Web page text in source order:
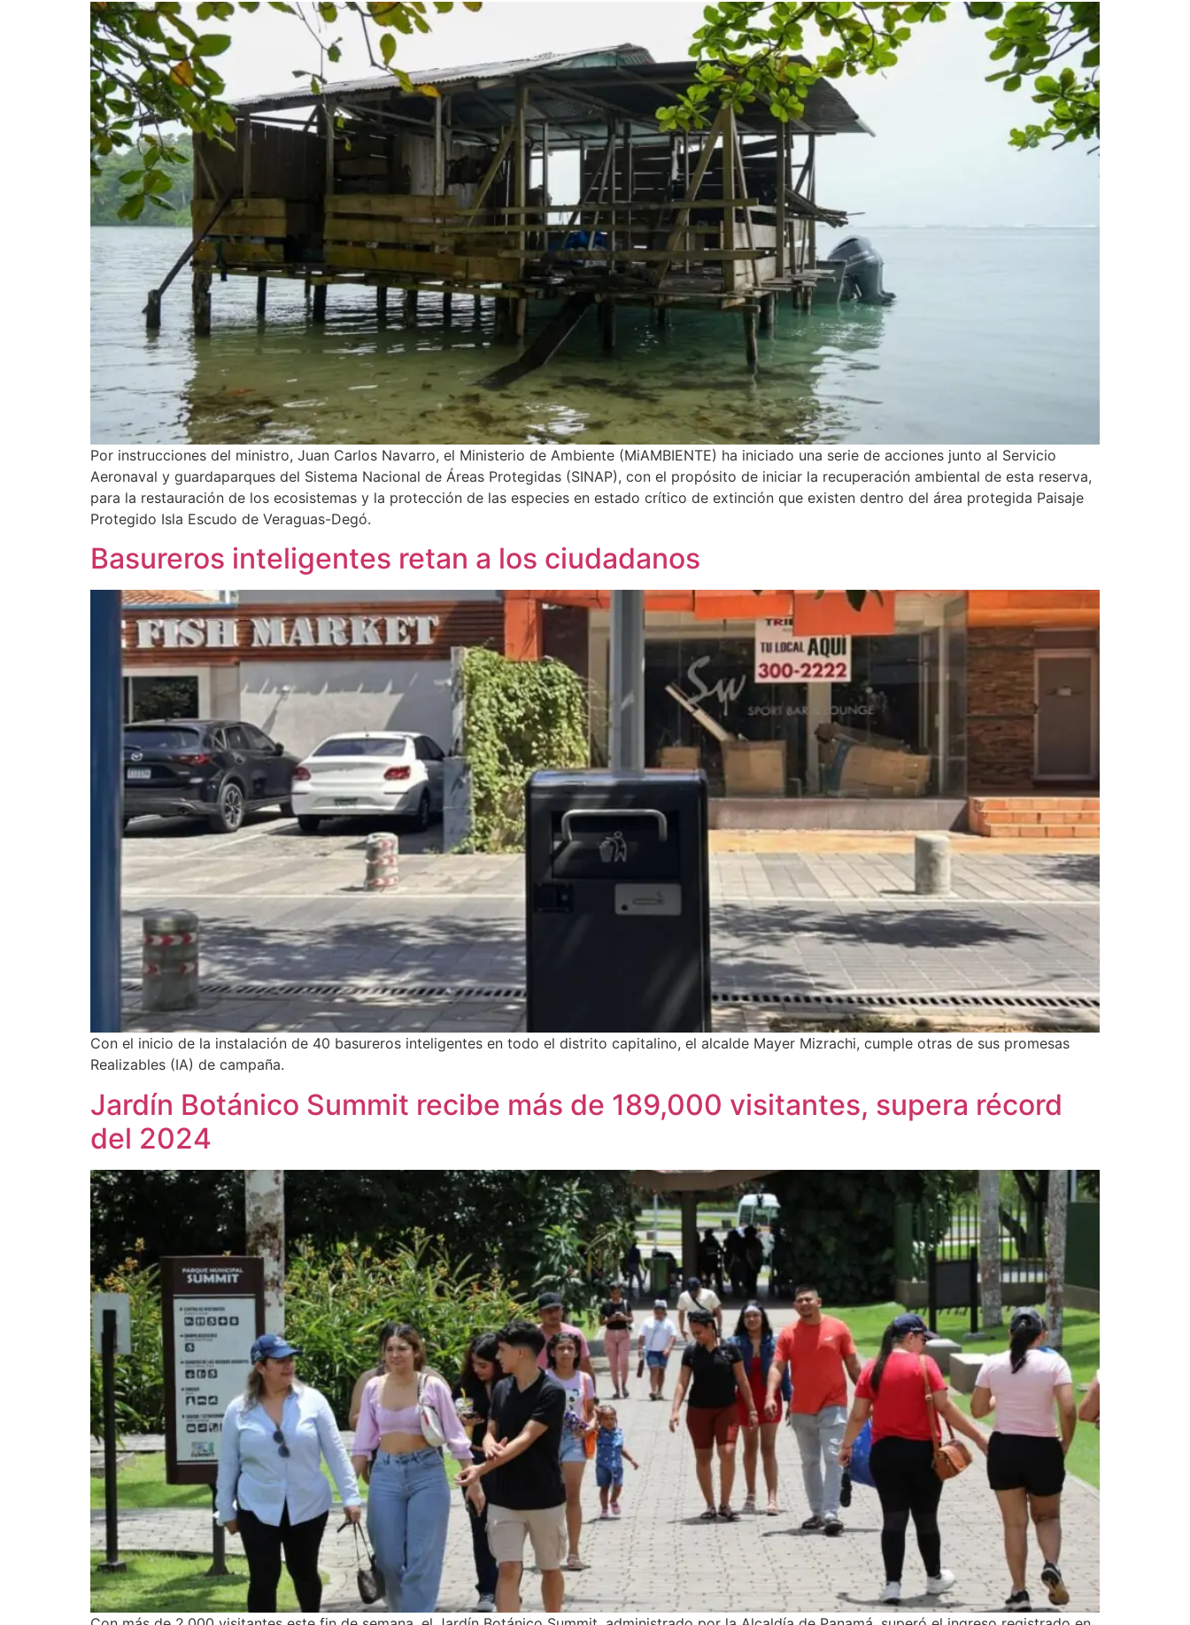
Por instrucciones del ministro, Juan Carlos Navarro, el Ministerio de Ambiente (MiAMBIENTE) ha iniciado una serie de acciones junto al Servicio
Aeronaval y guardaparques del Sistema Nacional de Áreas Protegidas (SINAP), con el propósito de iniciar la recuperación ambiental de esta reserva,
para la restauración de los ecosistemas y la protección de las especies en estado crítico de extinción que existen dentro del área protegida Paisaje
Protegido Isla Escudo de Veraguas-Degó.
Basureros inteligentes retan a los ciudadanos
Con el inicio de la instalación de 40 basureros inteligentes en todo el distrito capitalino, el alcalde Mayer Mizrachi, cumple otras de sus promesas
Realizables (IA) de campaña.
Jardín Botánico Summit recibe más de 189,000 visitantes, supera récord
del 2024